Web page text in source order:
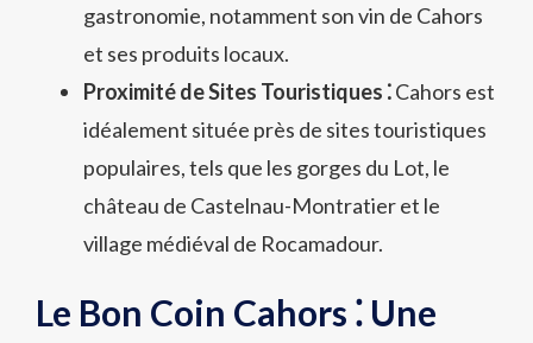
gastronomie, notamment son vin de Cahors
et ses produits locaux.
Proximité de Sites Touristiques ⁚Cahors est
idéalement située près de sites touristiques
populaires, tels que les gorges du Lot, le
château de Castelnau-Montratier et le
village médiéval de Rocamadour.
Le Bon Coin Cahors ⁚ Une